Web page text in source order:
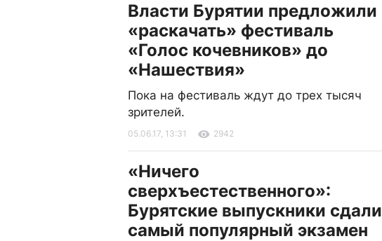
Власти Бурятии предложили
«раскачать» фестиваль
«Голос кочевников» до
«Нашествия»
Пока на фестиваль ждут до трех тысяч
зрителей.
05.06.17, 13:31 2942
«Ничего
сверхъестественного»:
Бурятские выпускники сдали
самый популярный экзамен